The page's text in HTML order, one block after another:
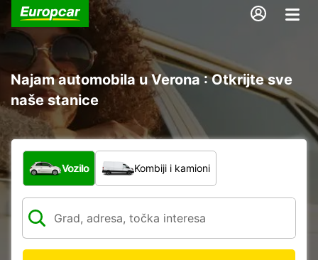
Najam automobila u Verona : Otkrijte sve
naše stanice
Koja vrsta vozila?
Vozilo Kombiji i kamioni